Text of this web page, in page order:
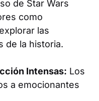
de Star Wars
como
las
de la historia.
Intensas: Los
a emocionantes